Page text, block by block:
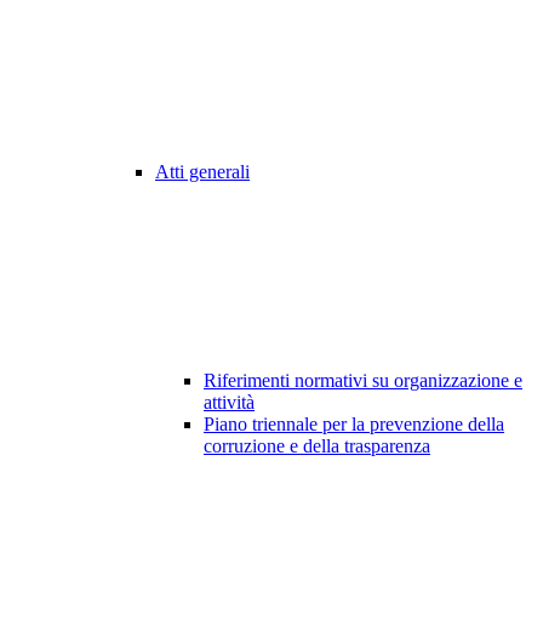
Atti generali
Riferimenti normativi su organizzazione e
attività
Piano triennale per la prevenzione della
corruzione e della trasparenza